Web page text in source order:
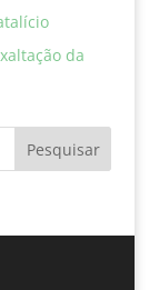
da
Pesquisar